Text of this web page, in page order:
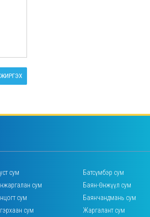
ЖИРГЭХ
сум
Батсүмбэр сум
сум
Баян-Өнжүүл сум
сум
Баянчандмань сум
сум Жаргалант сум